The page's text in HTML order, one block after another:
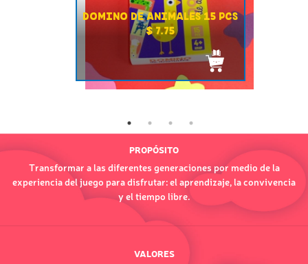
DOMINO DE ANIMALES 15 PCS
$ 7.75
PROPÓSITO
Transformar a las diferentes generaciones por medio de la
experiencia del juego para disfrutar: el aprendizaje, la convivencia
y el tiempo libre.
VALORES